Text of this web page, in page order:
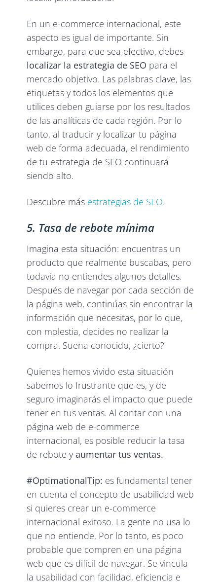
En un e-commerce internacional, este
aspecto es igual de importante. Sin
embargo, para que sea efectivo, debes
localizar la estrategia de SEO para el
mercado objetivo. Las palabras clave, las
etiquetas y todos los elementos que
utilices deben guiarse por los resultados
de las analíticas de cada región. Por lo
tanto, al traducir y localizar tu página
web de forma adecuada, el rendimiento
de tu estrategia de SEO continuará
siendo alto.
Descubre más estrategias de SEO.
5. Tasa de rebote mínima
Imagina esta situación: encuentras un
producto que realmente buscabas, pero
todavía no entiendes algunos detalles.
Después de navegar por cada sección de
la página web, continúas sin encontrar la
información que necesitas, por lo que,
con molestia, decides no realizar la
compra. Suena conocido, ¿cierto?
Quienes hemos vivido esta situación
sabemos lo frustrante que es, y de
seguro imaginarás el impacto que puede
tener en tus ventas. Al contar con una
página web de e-commerce
internacional, es posible reducir la tasa
de rebote yaumentar tus ventas.
#OptimationalTip: es fundamental tener
en cuenta el concepto de usabilidad web
si quieres crear un e-commerce
internacional exitoso. La gente no usa lo
que no entiende. Por lo tanto, es poco
probable que compren en una página
web que es difícil de navegar. Se vincula
la usabilidad con facilidad, eficiencia e